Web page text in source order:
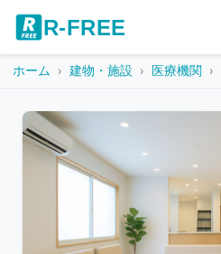
R-FREE
ホーム 建物・施設 医療機関